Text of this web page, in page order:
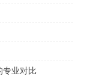
业对比